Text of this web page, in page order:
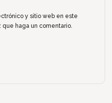
y sitio web en este
que haga un comentario.